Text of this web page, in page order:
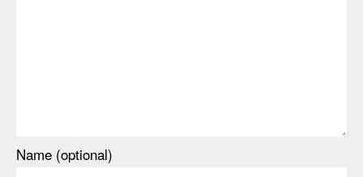
Name (optional)